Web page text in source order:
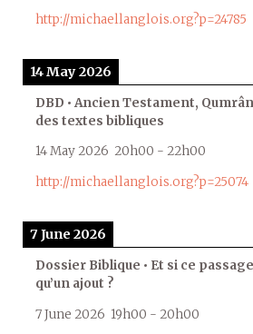
http://michaellanglois.org?p=24785
14 May 2026
DBD • Ancien Testament,
des textes bibliques
14 May 2026 20h00 - 22h00
http://michaellanglois.org?p=25074
7 June 2026
Dossier Biblique • Et si ce
qu’un ajout ?
7 June 2026 19h00 - 20h00